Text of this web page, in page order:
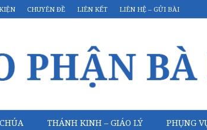
CHUYÊN ĐỀ LIÊN KẾT LIÊN HỆ – GỬI BÀI
THÁNH KINH – GIÁO LÝ PHỤNG